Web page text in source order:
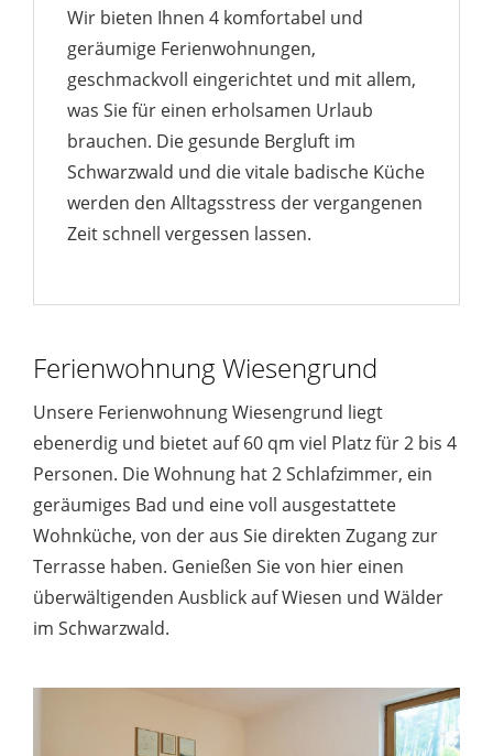
Wir bieten Ihnen 4 komfortabel und
geräumige Ferienwohnungen,
geschmackvoll eingerichtet und mit allem,
was Sie für einen erholsamen Urlaub
brauchen. Die gesunde Bergluft im
Schwarzwald und die vitale badische Küche
werden den Alltagsstress der vergangenen
Zeit schnell vergessen lassen.
Ferienwohnung Wiesengrund
Unsere Ferienwohnung Wiesengrund liegt
ebenerdig und bietet auf 60 qm viel Platz für 2 bis 4
Personen. Die Wohnung hat 2 Schlafzimmer, ein
geräumiges Bad und eine voll ausgestattete
Wohnküche, von der aus Sie direkten Zugang zur
Terrasse haben. Genießen Sie von hier einen
überwältigenden Ausblick auf Wiesen und Wälder
im Schwarzwald.